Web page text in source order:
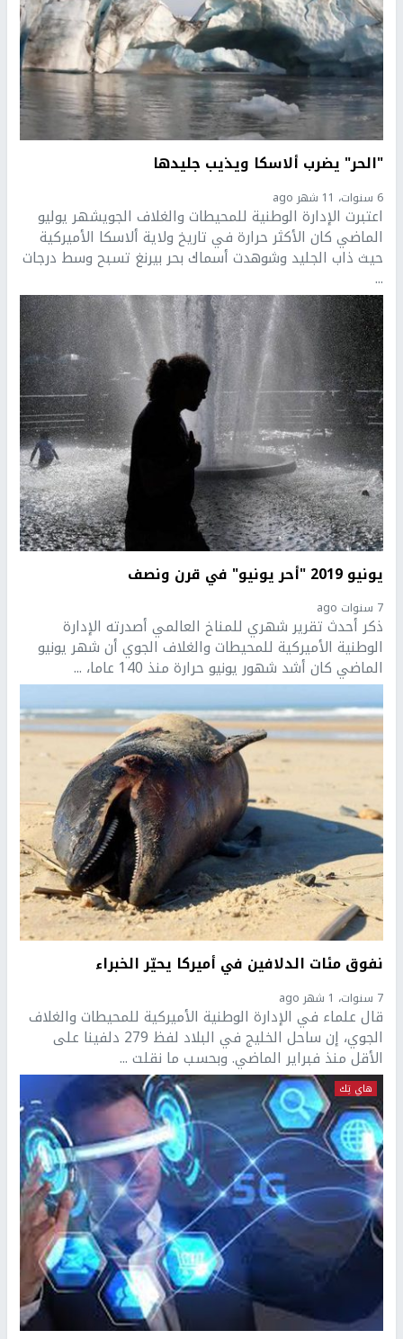
"الحر" يضرب ألاسكا ويذيب جليدها
6 سنوات، 11 شهر ago
اعتبرت الإدارة الوطنية للمحيطات والغلاف الجويشهر يوليو
الماضي كان الأكثر حرارة في تاريخ ولاية ألاسكا الأميركية
حيث ذاب الجليد وشوهدت أسماك بحر بيرنغ تسبح وسط درجات
...
يونيو 2019 "أحر يونيو" في قرن ونصف
7 سنوات ago
ذكر أحدث تقرير شهري للمناخ العالمي أصدرته الإدارة
الوطنية الأميركية للمحيطات والغلاف الجوي أن شهر يونيو
الماضي كان أشد شهور يونيو حرارة منذ 140 عاما، ...
نفوق مئات الدلافين في أميركا يحيّر الخبراء
7 سنوات، 1 شهر ago
قال علماء في الإدارة الوطنية الأميركية للمحيطات والغلاف
الجوي، إن ساحل الخليج في البلاد لفظ 279 دلفينا على
الأقل منذ فبراير الماضي. وبحسب ما نقلت ...
هاي تِك